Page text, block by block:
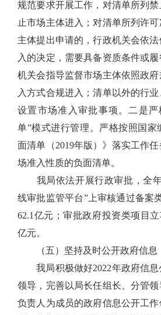
规范要求开展工作，对清单所列
止市场主体进入；对清单所列许
主体提出申请的，行政机关会依
入的决定，需要具备资质条件或
机关会指导监督市场主体依照政
入方式合规进入；清单以外的行
设置市场准入审批事项。二是
单”模式进行管理。严格按照国家
面清单（2019年版）》落实工作
场准入性质的负面清单。
我局依法开展行政审批，全
线审批监管平台”上审核通过备案
62.1 亿元；审批政府投资类项目立
亿元。
（五）坚持及时公开政府信息
我局积极做好2022年政府信
领导，完善以局长任组长、分管
负责人为成员的政府信息公开工